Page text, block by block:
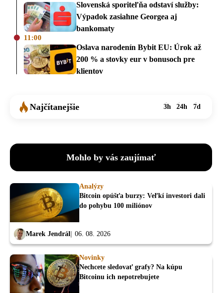
Slovenská sporiteľňa odstaví služby:
Výpadok zasiahne Georgea aj
bankomaty
11:00
Oslava narodenín Bybit EU: Úrok až
200 % a stovky eur v bonusoch pre
klientov
Najčítanejšie 3h 24h 7d
Mohlo by vás zaujímať
Analýzy
Bitcoin opúšťa burzy: Veľkí investori dali
do pohybu 100 miliónov
Marek Jendrál 06. 08. 2026
Novinky
Nechcete sledovať grafy? Na kúpu
Bitcoinu ich nepotrebujete